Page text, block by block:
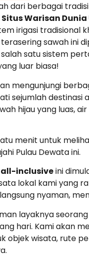
dari berbagai
Situs Warisan Dunia
irigasi tradisional
sawah ini
satu sistem
luar biasa!
mengunjungi
sejumlah destinasi
hijau yang luas,
menit untuk
Pulau Dewata ini.
all-inclusiveini
lokal kami yang
nyaman,
layaknya
hari. Kami akan
objek wisata, rute